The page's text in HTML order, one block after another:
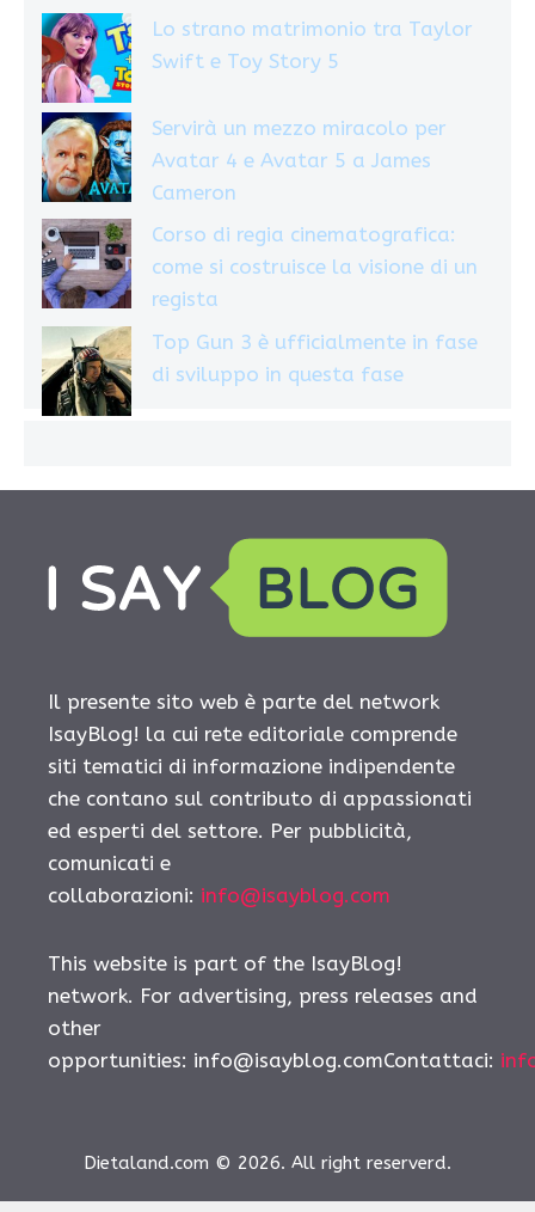
Lo strano matrimonio tra Taylor
Swift e Toy Story 5
Servirà un mezzo miracolo per
Avatar 4 e Avatar 5 a James
Cameron
Corso di regia cinematografica:
come si costruisce la visione di un
regista
Top Gun 3 è ufficialmente in fase
di sviluppo in questa fase
Il presente sito web è parte del network
IsayBlog! la cui rete editoriale comprende
siti tematici di informazione indipendente
che contano sul contributo di appassionati
ed esperti del settore. Per pubblicità,
comunicati e
collaborazioni: info@isayblog.com
This website is part of the IsayBlog!
network. For advertising, press releases and
other
opportunities: info@isayblog.comContattaci:
Dietaland.com © 2026. All right reserverd.